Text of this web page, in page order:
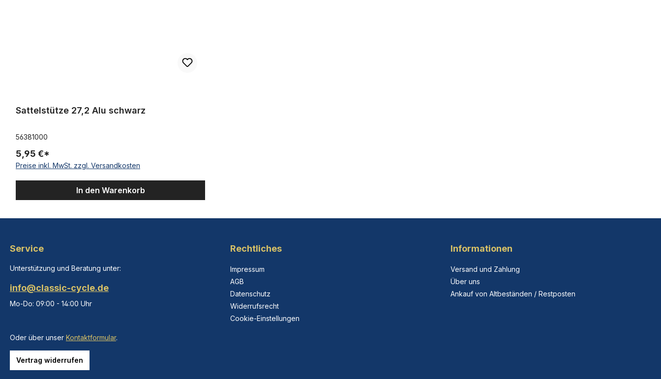
Sattelstütze 27,2 Alu schwarz
56381000
5,95 €*
Preise inkl. MwSt. zzgl. Versandkosten
In den Warenkorb
Service
Unterstützung und Beratung unter:
info@classic-cycle.de
Mo-Do: 09:00 - 14:00 Uhr
Oder über unser Kontaktformular.
Vertrag widerrufen
Rechtliches
Impressum
AGB
Datenschutz
Widerrufsrecht
Cookie-Einstellungen
Informationen
Versand und Zahlung
Über uns
Ankauf von Altbeständen / Restposten